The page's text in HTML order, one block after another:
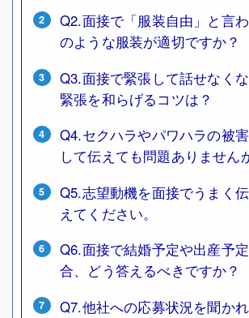
Q2.面接で「服装自由」と言
のような服装が適切ですか？
Q3.面接で緊張して話せなくな
緊張を和らげるコツは？
Q4.セクハラやパワハラの被
して伝えても問題ありません
Q5.志望動機を面接でうまく
えてください。
Q6.面接で結婚予定や出産予
合、どう答えるべきですか？
Q7.他社への応募状況を聞か